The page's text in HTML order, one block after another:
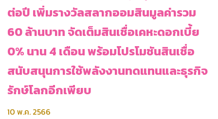
ต่อปี เพิ่มรางวัลสลากออมสินมูลค่ารวม
60 ล้านบาท จัดเต็มสินเชื่อเคหะดอกเบี้ย
0% นาน 4 เดือน พร้อมโปรโมชันสินเชื่อ
สนับสนุนการใช้พลังงานทดแทนและธุรกิจ
รักษ์โลกอีกเพียบ
10 พ.ค. 2566